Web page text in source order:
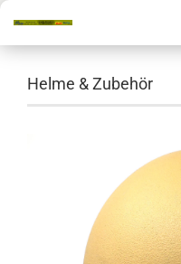
Helme & Zubehör